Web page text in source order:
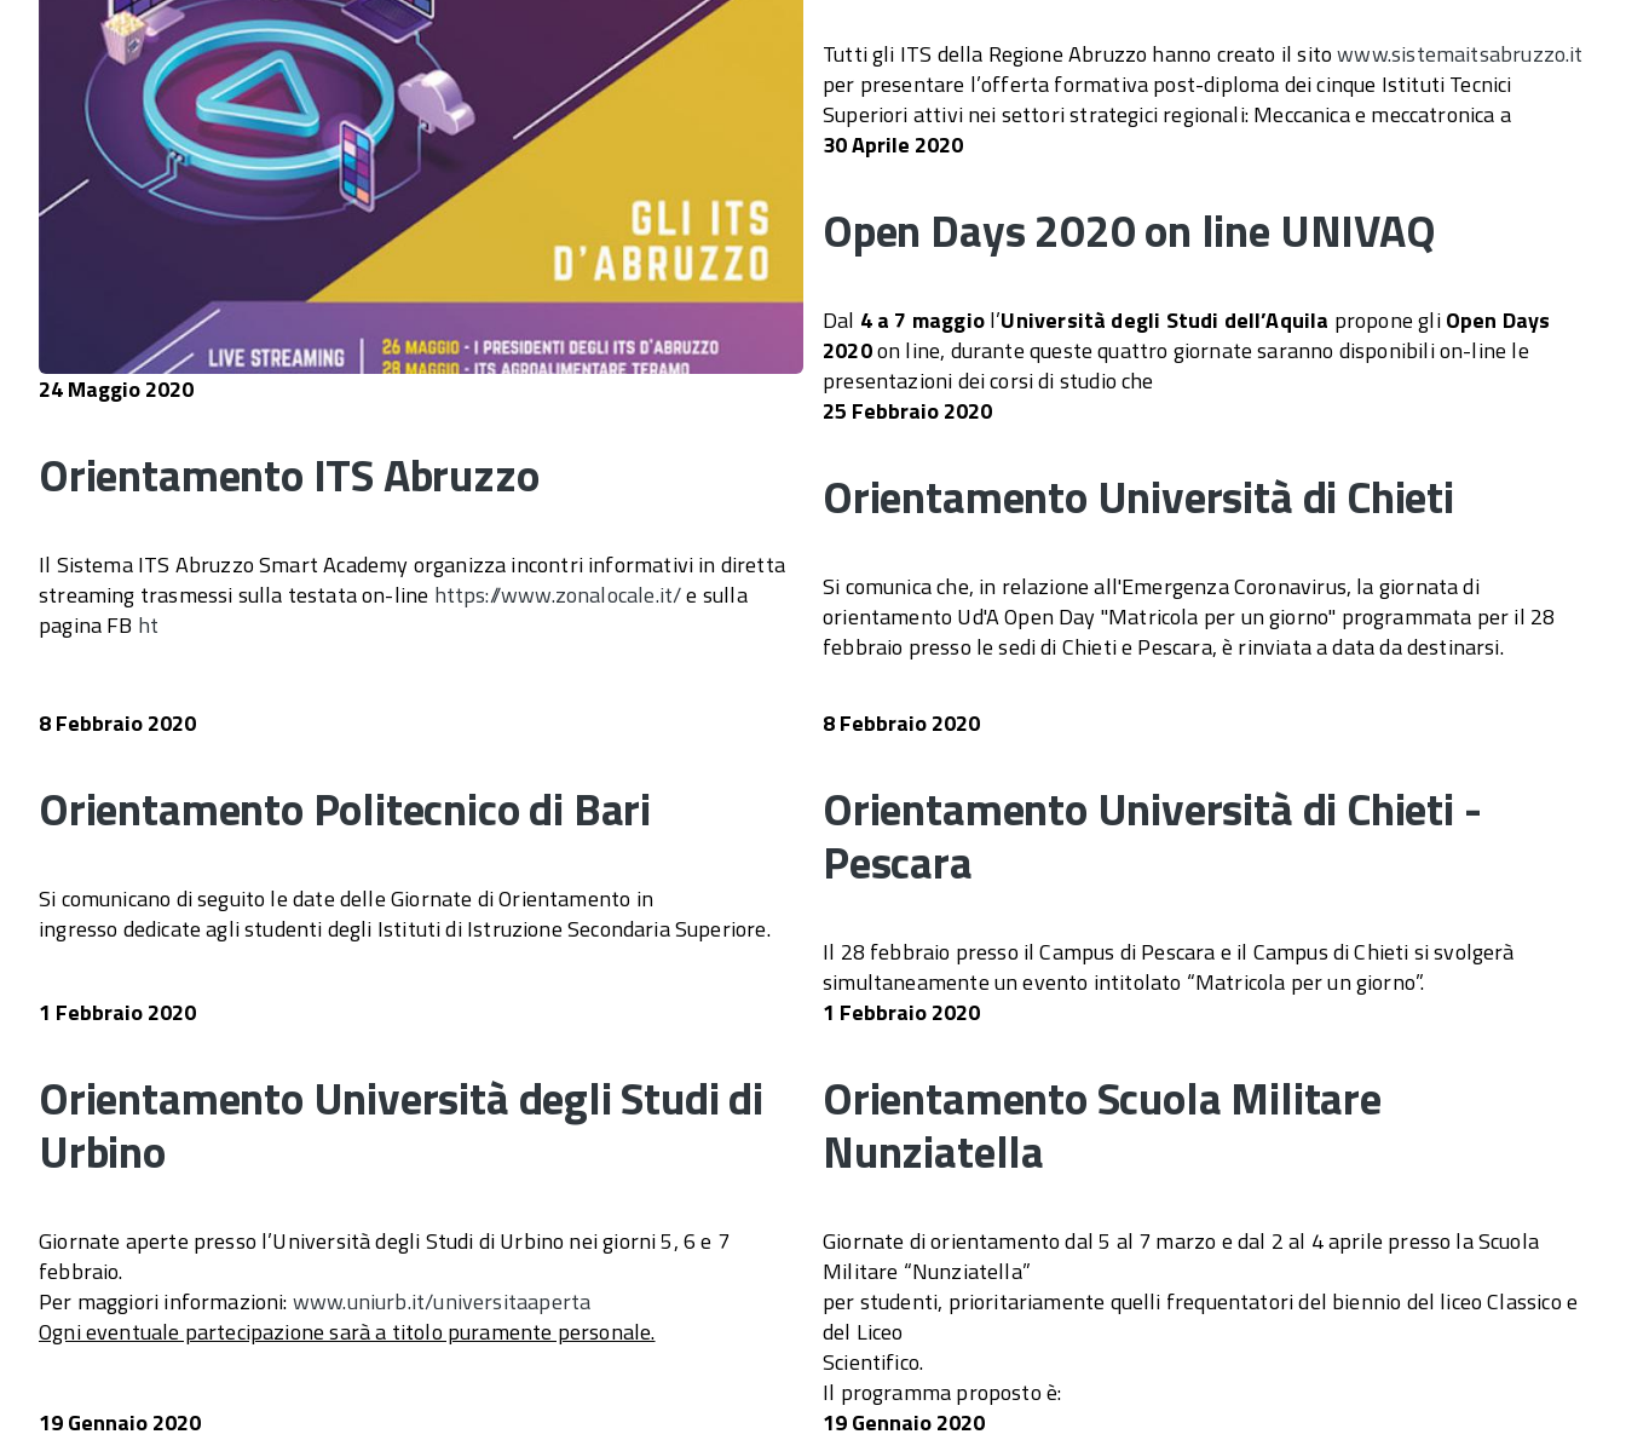
24 Maggio 2020
Orientamento ITS Abruzzo
Il Sistema ITS Abruzzo Smart Academy organizza incontri informativi in diretta
streaming trasmessi sulla testata on-line https://www.zonalocale.it/e sulla
pagina FB ht
Tutti gli ITS della Regione Abruzzo hanno creato il sitowww.sistemaitsabruzzo.it
per presentare l’offerta formativa post-diploma dei cinque Istituti Tecnici
Superiori attivi nei settori strategici regionali: Meccanica e meccatronica a
30 Aprile 2020
Open Days 2020 on line UNIVAQ
Dal 4 a 7 maggiol’Università degli Studi dell’Aquila propone gliOpen Days
2020on line, durante queste quattro giornate saranno disponibili on-line le
presentazioni dei corsi di studio che
25 Febbraio 2020
Orientamento Università di Chieti
Si comunica che, in relazione all'Emergenza Coronavirus, la giornata di
orientamento Ud'A Open Day "Matricola per un giorno" programmata per il 28
febbraio presso le sedi di Chieti e Pescara, è rinviata a data da destinarsi.
8 Febbraio 2020
Orientamento Politecnico di Bari
Si comunicano di seguito le date delle Giornate di Orientamento in
ingresso dedicate agli studenti degli Istituti di Istruzione Secondaria Superiore.
8 Febbraio 2020
Orientamento Università di Chieti -
Pescara
Il 28 febbraio presso il Campus di Pescara e il Campus di Chieti si svolgerà
simultaneamente un evento intitolato “Matricola per un giorno”.
1 Febbraio 2020
Orientamento Università degli Studi di
Urbino
Giornate aperte presso l’Università degli Studi di Urbino nei giorni 5, 6 e 7
febbraio.
Per maggiori informazioni:www.uniurb.it/universitaaperta
Ogni eventuale partecipazione sarà a titolo puramente personale.
1 Febbraio 2020
Orientamento Scuola Militare
Nunziatella
Giornate di orientamento dal 5 al 7 marzo e dal 2 al 4 aprile presso la Scuola
Militare “Nunziatella”
per studenti, prioritariamente quelli frequentatori del biennio del liceo Classico e
del Liceo
Scientifico.
Il programma proposto è:
19 Gennaio 2020
19 Gennaio 2020